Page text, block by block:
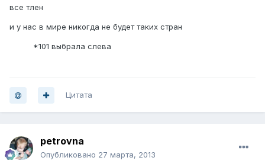
все тлен
и у нас в мире никогда не будет таких стран
*101 выбрала слева
Цитата
petrovna
Опубликовано 27 марта, 2013